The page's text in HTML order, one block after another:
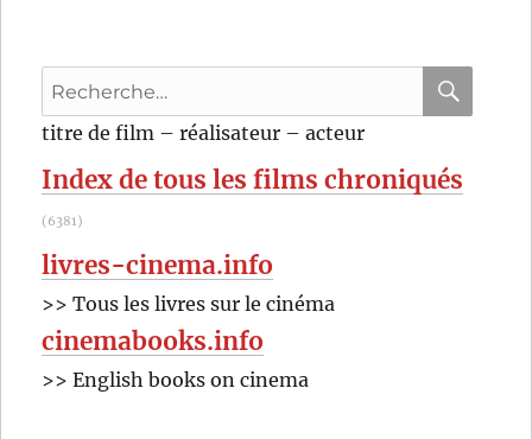
Recherche
pour
:
titre de film – réalisateur – acteur
Index de tous les films chroniqués
(6381)
livres-cinema.info
>> Tous les livres sur le cinéma
cinemabooks.info
>> English books on cinema